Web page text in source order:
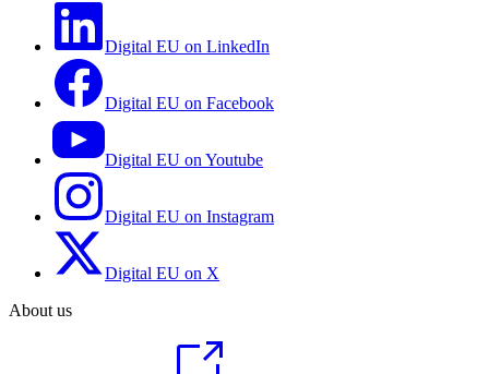
Digital EU on LinkedIn
Digital EU on Facebook
Digital EU on Youtube
Digital EU on Instagram
Digital EU on X
About us